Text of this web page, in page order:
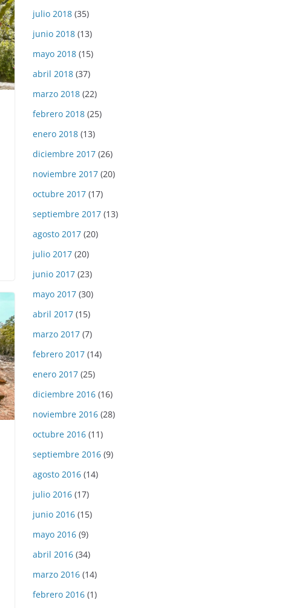
julio 2018 (35)
junio 2018 (13)
mayo 2018 (15)
abril 2018 (37)
marzo 2018 (22)
febrero 2018 (25)
enero 2018 (13)
diciembre 2017 (26)
noviembre 2017 (20)
octubre 2017 (17)
septiembre 2017 (13)
agosto 2017 (20)
julio 2017 (20)
junio 2017 (23)
mayo 2017 (30)
abril 2017 (15)
marzo 2017 (7)
febrero 2017 (14)
enero 2017 (25)
diciembre 2016 (16)
noviembre 2016 (28)
octubre 2016 (11)
septiembre 2016 (9)
agosto 2016 (14)
julio 2016 (17)
junio 2016 (15)
mayo 2016 (9)
abril 2016 (34)
marzo 2016 (14)
febrero 2016 (1)